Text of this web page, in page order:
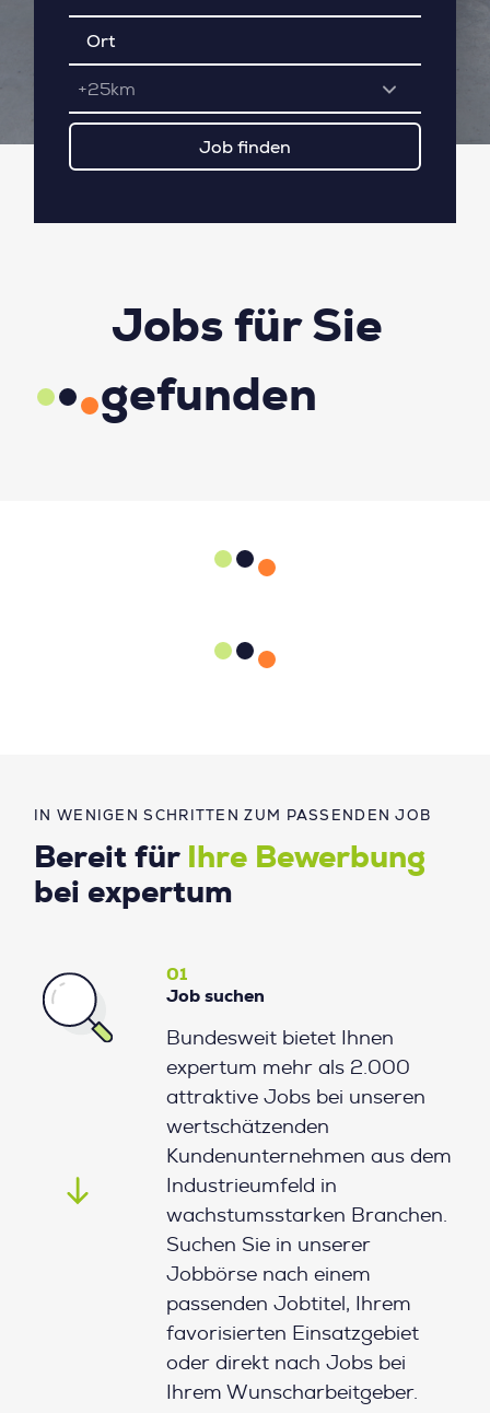
+25km
IN WENIGEN SCHRITTEN ZUM PASSENDEN JOB
Bereit für
Ihre Bewerbung
bei expertum
01
Job suchen
Bundesweit bietet Ihnen
expertum mehr als 2.000
attraktive Jobs bei unseren
wertschätzenden
Kundenunternehmen aus dem
Industrieumfeld in
wachstumsstarken Branchen.
Suchen Sie in unserer
Jobbörse nach einem
passenden Jobtitel, Ihrem
favorisierten Einsatzgebiet
oder direkt nach Jobs bei
Ihrem Wunscharbeitgeber.